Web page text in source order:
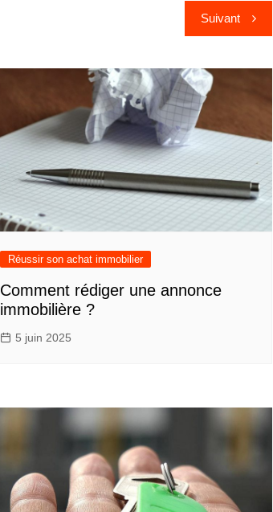
Suivant
Réussir son achat immobilier
Comment rédiger une annonce
immobilière ?
5 juin 2025